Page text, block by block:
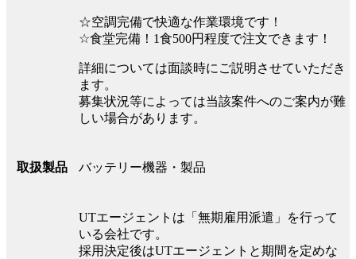
☆空調完備で快適な作業環境です！
☆食堂完備！1食500円程度で注文できます！
詳細については面談時にご説明させていただき
ます。
募集状況等によっては当該案件へのご案内が難
しい場合があります。
取扱製品 バッテリー機器・製品
UTエージェントは「無期雇用派遣」を行って
いる会社です。
採用決定後はUTエージェントと期間を定めな